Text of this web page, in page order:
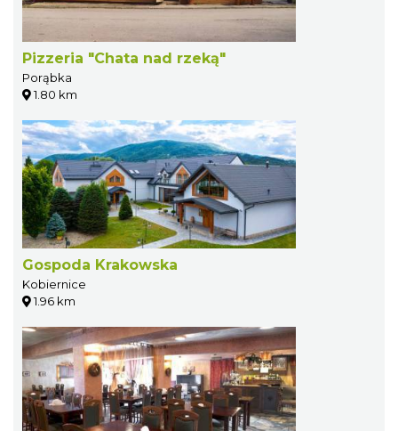
Pizzeria "Chata nad rzeką"
Porąbka
1.80 km
Gospoda Krakowska
Kobiernice
1.96 km